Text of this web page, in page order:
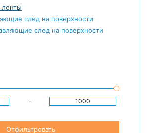
след на поверхности
след на поверхности
-
Отфильтровать